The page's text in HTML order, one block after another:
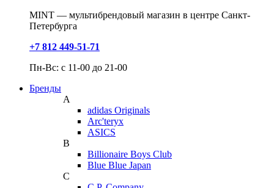
MINT — мультибрендовый магазин в центре Санкт-
Петербурга
+7 812 449-51-71
Пн-Вс: с 11-00 до 21-00
Бренды
A
adidas Originals
Arc'teryx
ASICS
B
Billionaire Boys Club
Blue Blue Japan
C